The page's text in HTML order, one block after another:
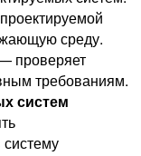
среду.
проверяет
требованиям.
систем